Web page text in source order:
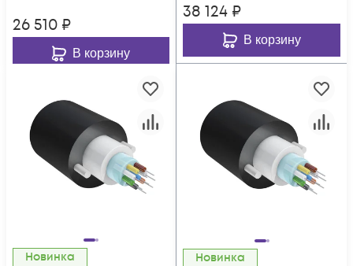
26 510 ₽
В корзину
38 124 ₽
В корзину
Новинка Новинка